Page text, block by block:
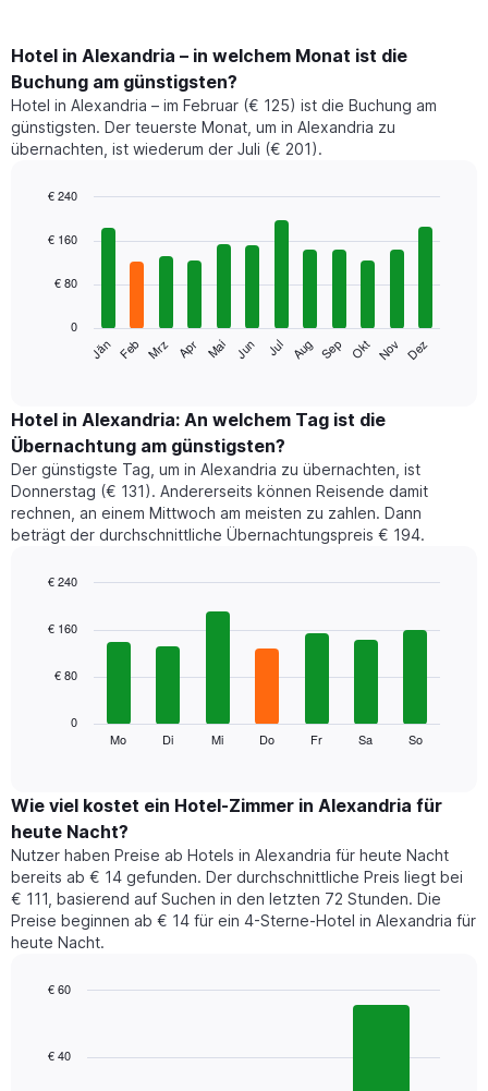
Hotel in Alexandria – in welchem Monat ist die
Buchung am günstigsten?
Hotel in Alexandria – im Februar (€ 125) ist die Buchung am
günstigsten. Der teuerste Monat, um in Alexandria zu
übernachten, ist wiederum der Juli (€ 201).
chart
bars.
folgende
den
durchschnittlichen
Zimmerpreis
im
jeweiligen
Monat
an.
Diagramm
die
Monate
hat
1
Y-
Achse,
die
den
durchschnittlichen
Zimmerpreis
graphic.
Jän Feb Mrz Apr Mai Jun Jul Aug Sep Okt Nov Dez
0
€ 80
€ 160
€ 240
Hotel in Alexandria: An welchem Tag ist die
Übernachtung am günstigsten?
Der günstigste Tag, um in Alexandria zu übernachten, ist
Donnerstag (€ 131). Andererseits können Reisende damit
rechnen, an einem Mittwoch am meisten zu zahlen. Dann
beträgt der durchschnittliche Übernachtungspreis € 194.
chart
bars.
den
durchschnittlichen
Preis
eines
Zimmers
für
den
jeweiligen
Das
Mo Di Mi Do Fr Sa So
0
€ 80
€ 160
€ 240
Wie viel kostet ein Hotel-Zimmer in Alexandria für
heute Nacht?
Nutzer haben Preise ab Hotels in Alexandria für heute Nacht
bereits ab € 14 gefunden. Der durchschnittliche Preis liegt bei
€ 111, basierend auf Suchen in den letzten 72 Stunden. Die
Preise beginnen ab € 14 für ein 4-Sterne-Hotel in Alexandria für
heute Nacht.
with
€ 40
€ 60